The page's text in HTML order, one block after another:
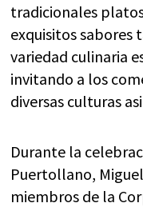
tradicionales
exquisitos sabores
variedad culinaria
invitando a los
diversas culturas
Durante la
Puertollano,
miembros de la